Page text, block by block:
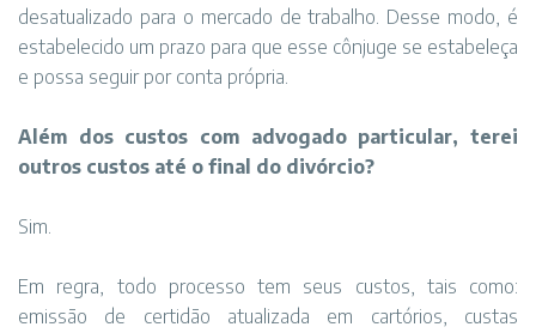
desatualizado para o mercado de trabalho. Desse modo, é
estabelecido um prazo para que esse cônjuge se estabeleça
e possa seguir por conta própria.
Além dos custos com advogado particular, terei
outros custos até o final do divórcio?
Sim.
Em regra, todo processo tem seus custos, tais como:
emissão de certidão atualizada em cartórios, custas